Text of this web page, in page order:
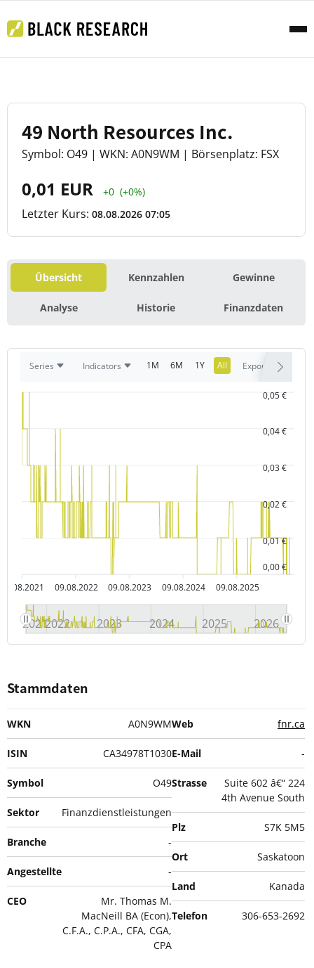
49 North Resources Inc.
Symbol: O49 | WKN: A0N9WM | Börsenplatz: FSX
0,01 EUR +0 (+0%)
Letzter Kurs: 08.08.2026 07:05
Übersicht Kennzahlen Gewinne
Analyse Historie Finanzdaten
Series Indicators 1M 6M 1Y All Export
09.08.2021 09.08.2022 09.08.2023 09.08.2024 09.08.2025
0,00 €
0,01 €
0,02 €
0,03 €
0,04 €
0,05 €
20212022 2023 2024 2025 2026
Stammdaten
WKN A0N9WM
ISIN CA34978T1030
Symbol O49
Sektor Finanzdienstleistungen
Branche -
Angestellte -
CEO
Mr. Thomas M.
MacNeill BA (Econ),
C.F.A., C.P.A., CFA, CGA,
CPA
Web fnr.ca
E-Mail -
Strasse
Suite 602 â€“ 224
4th Avenue South
Plz S7K 5M5
Ort Saskatoon
Land Kanada
Telefon 306-653-2692